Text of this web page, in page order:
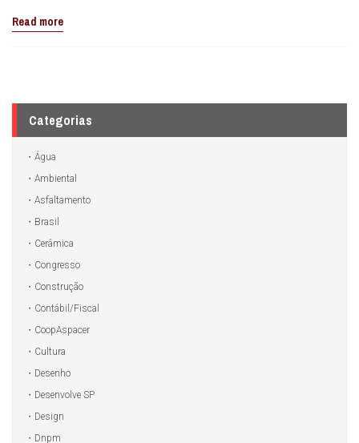
Read more
Categorias
Água
Ambiental
Asfaltamento
Brasil
Cerâmica
Congresso
Construção
Contábil/Fiscal
CoopAspacer
Cultura
Desenho
Desenvolve SP
Design
Dnpm